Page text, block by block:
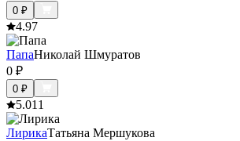
0 ₽
4.97
ПапаНиколай Шмуратов
0 ₽
0 ₽
5.011
ЛирикаТатьяна Мершукова